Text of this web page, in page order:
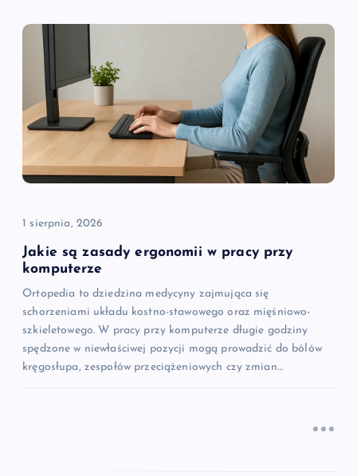
c
w
p
s
u
1 sierpnia, 2026
Jakie są zasady ergonomii w pracy przy
komputerze
Ortopedia to dziedzina medycyny zajmująca się
schorzeniami układu kostno-stawowego oraz mięśniowo-
szkieletowego. W pracy przy komputerze długie godziny
spędzone w niewłaściwej pozycji mogą prowadzić do bólów
kręgosłupa, zespołów przeciążeniowych czy zmian…